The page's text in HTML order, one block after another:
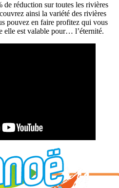
réduction sur toutes les rivières
ainsi la variété des rivières
pouvez en faire profitez qui vous
elle est valable pour… l’éternité.